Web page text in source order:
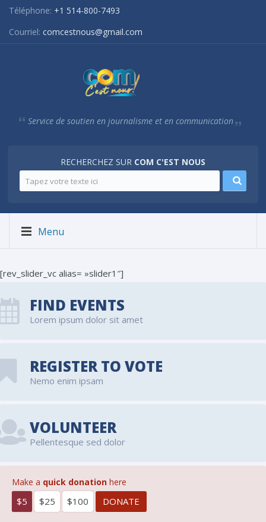
Téléphone: +1 514-800-7493
Courriel: comcestnous@gmail.com
Service de soutien en journalisme et en communication
RECHERCHEZ SUR COM C'EST NOUS
Menu
[rev_slider_vc alias= »slider1″]
FIND EVENTS
Lorem ipsum dolor sit amet
REGISTER TO VOTE
Nemo enim ipsam
VOLUNTEER
Pellentesque sed dolor
Make a quick donation here
$5 $25 $100